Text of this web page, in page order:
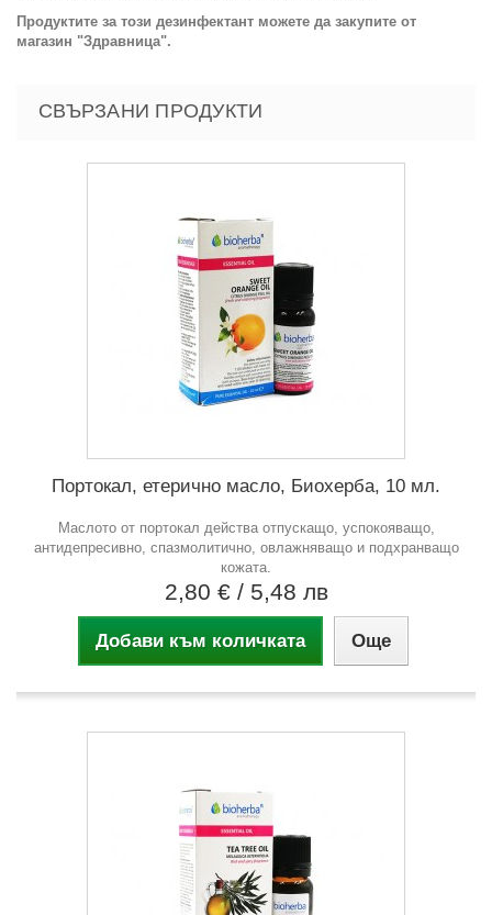
Продуктите за този дезинфектант можете да закупите от
магазин "Здравница".
СВЪРЗАНИ ПРОДУКТИ
Портокал, етерично масло, Биохерба, 10 мл.
Маслото от портокал действа отпускащо, успокояващо,
антидепресивно, спазмолитично, овлажняващо и подхранващо
кожата.
2,80 € / 5,48 лв
Добави към количката Още